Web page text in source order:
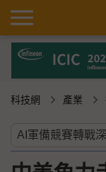
科技網 產業